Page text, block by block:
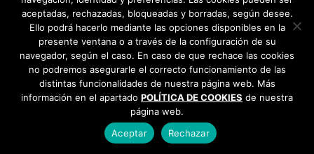
Más información
aceptadas, rechazadas, bloqueadas y borradas, según desee.
Ello podrá hacerlo mediante las opciones disponibles en la
presente ventana o a través de la configuración de su
navegador, según el caso. En caso de que rechace las cookies
no podremos asegurarle el correcto funcionamiento de las
distintas funcionalidades de nuestra página web. Más
información en el apartado POLÍTICA DE COOKIES de nuestra
página web.
Aceptar
Rechazar